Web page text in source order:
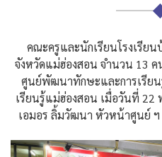
คณะครูและนักเรียนโรงเรีย
จังหวัดแม่ฮ่องสอน จำนวน 13
ศูนย์พัฒนาทักษะและการเรีย
เรียนรู้แม่ฮ่องสอน เมื่อวันที่ 22
เอมอร ลิ้มวัฒนา หัวหน้าศูนย์